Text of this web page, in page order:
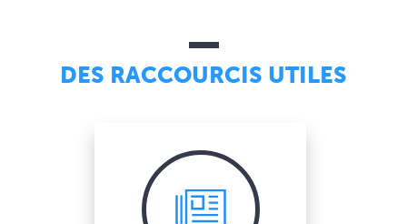
DES RACCOURCIS UTILES